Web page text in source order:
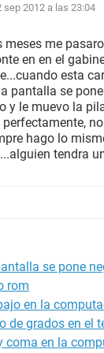
sep 2012 a las 23:04
meses me
en en el
esta
pantalla se
y le muevo la
hago lo
tendra
se pone
rom
en la
de grados en el
coma en la